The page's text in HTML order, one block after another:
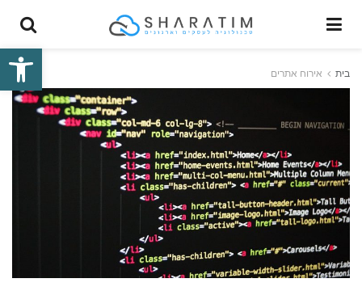
פתח
בית אירוח אתרים